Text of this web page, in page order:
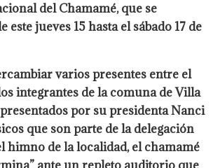
del Chamamé, que se
este jueves 15 hasta el sábado 17 de
varios presentes entre el
integrantes de la comuna de Villa
por su presidenta Nanci
que son parte de la delegación
himno de la localidad, el chamamé